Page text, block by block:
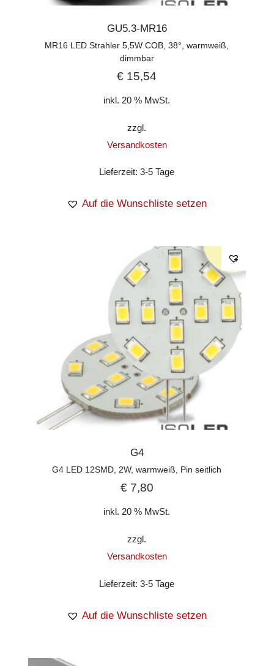
GU5.3-MR16
MR16 LED Strahler 5,5W COB, 38°, warmweiß,
dimmbar
€ 15,54
inkl. 20 % MwSt.
zzgl.
Versandkosten
Lieferzeit:3-5 Tage
Auf die Wunschliste setzen
G4
G4 LED 12SMD, 2W, warmweiß, Pin seitlich
€7,80
inkl. 20 % MwSt.
zzgl.
Versandkosten
Lieferzeit:3-5 Tage
Auf die Wunschliste setzen